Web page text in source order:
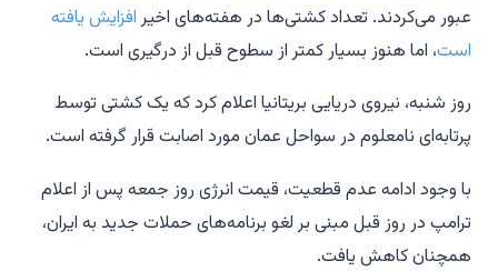
عبور می‌کردند. تعداد کشتی‌ها در هفته‌های اخیر افزایش یافته
است، اما هنوز بسیار کمتر از سطوح قبل از درگیری است.
روز شنبه، نیروی دریایی بریتانیا اعلام کرد که یک کشتی توسط
پرتابه‌ای نامعلوم در سواحل عمان مورد اصابت قرار گرفته است.
با وجود ادامه عدم قطعیت، قیمت انرژی روز جمعه پس از اعلام
ترامپ در روز قبل مبنی بر لغو برنامه‌های حملات جدید به ایران،
همچنان کاهش یافت.